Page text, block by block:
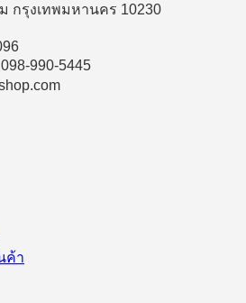
กรุงเทพมหานคร 10230
990-5445
ค้า